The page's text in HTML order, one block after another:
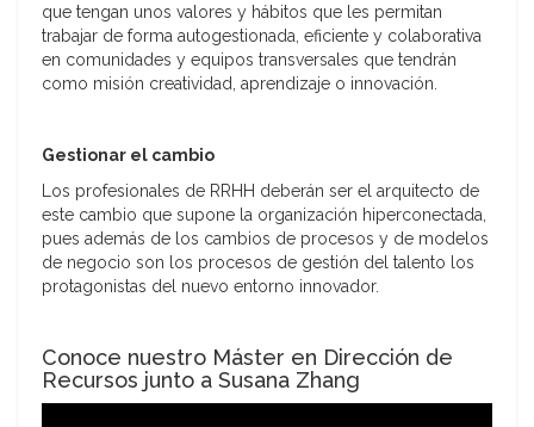
que tengan unos valores y hábitos que les permitan
trabajar de forma autogestionada, eficiente y colaborativa
en comunidades y equipos transversales que tendrán
como misión creatividad, aprendizaje o innovación.
Gestionar el cambio
Los profesionales de RRHH deberán ser el arquitecto de
este cambio que supone la organización hiperconectada,
pues además de los cambios de procesos y de modelos
de negocio son los procesos de gestión del talento los
protagonistas del nuevo entorno innovador.
Conoce nuestro Máster en Dirección de
Recursos junto a Susana Zhang